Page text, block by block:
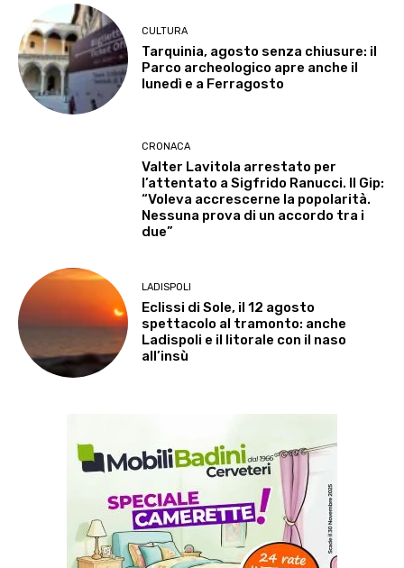
CULTURA
Tarquinia, agosto senza chiusure: il
Parco archeologico apre anche il
lunedì e a Ferragosto
CRONACA
Valter Lavitola arrestato per
l’attentato a Sigfrido Ranucci. Il Gip:
“Voleva accrescerne la popolarità.
Nessuna prova di un accordo tra i
due”
LADISPOLI
Eclissi di Sole, il 12 agosto
spettacolo al tramonto: anche
Ladispoli e il litorale con il naso
all’insù